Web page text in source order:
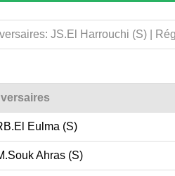
JS.El Harrouchi (S) |
Eulma (S)
Ahras (S)